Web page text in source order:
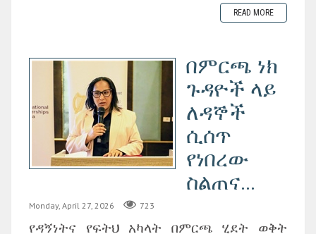
READ MORE
በምርጫ ነክ
ጉዳዮች ላይ
ለዳኞች
ሲሰጥ
የነበረው
ስልጠና...
Monday, April 27, 2026 723
‎የዳኝነትና የፍትህ አካላት በምርጫ ሂደት ወቅት